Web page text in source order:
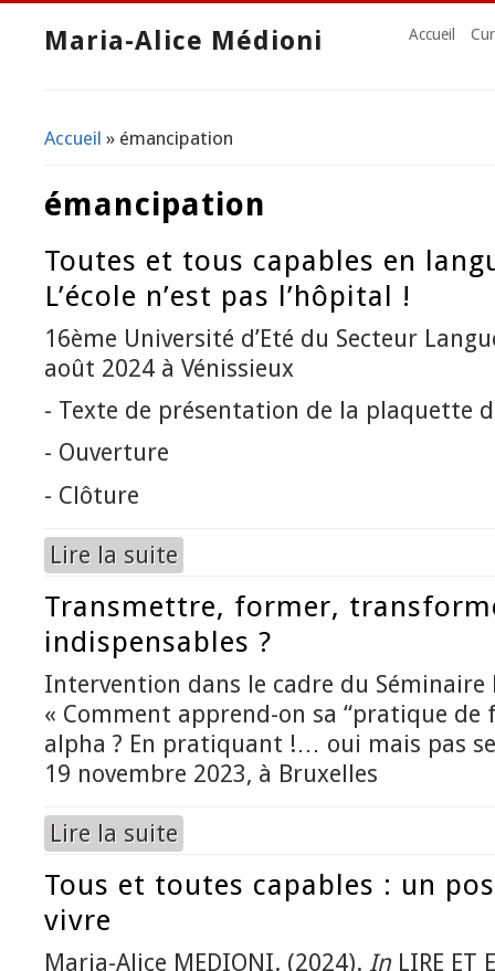
Maria-Alice Médioni Accueil
Vous êtes ici
Accueil » émancipation
émancipation
Toutes et tous capables en
L’école n’est pas l’hôpital !
16ème Université d’Eté du Secteur
août 2024 à Vénissieux
- Texte de présentation de la plaquette
- Ouverture
- Clôture
Lire la suite
Transmettre, former,
indispensables ?
Intervention dans le cadre du Séminaire
« Comment apprend-on sa “pratique
alpha ? En pratiquant !… oui mais pas
19 novembre 2023, à Bruxelles
Lire la suite
Tous et toutes capables : un
vivre
Maria-Alice MEDIONI. (2024). In LIRE ET